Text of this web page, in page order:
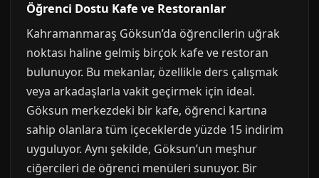
Öğrenci Dostu Kafe ve Restoranlar
Kahramanmaraş Göksun’da öğrencilerin uğrak
noktası haline gelmiş birçok kafe ve restoran
bulunuyor. Bu mekanlar, özellikle ders çalışmak
veya arkadaşlarla vakit geçirmek için ideal.
Göksun merkezdeki bir kafe, öğrenci kartına
sahip olanlara tüm içeceklerde yüzde 15 indirim
uyguluyor. Aynı şekilde, Göksun’un meşhur
ciğercileri de öğrenci menüleri sunuyor. Bir